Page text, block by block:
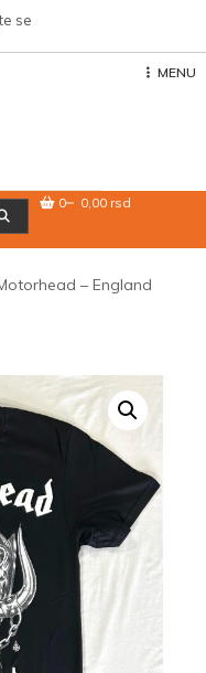
se
MENU
0 0,00 rsd
– England